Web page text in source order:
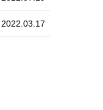
2022.03.17